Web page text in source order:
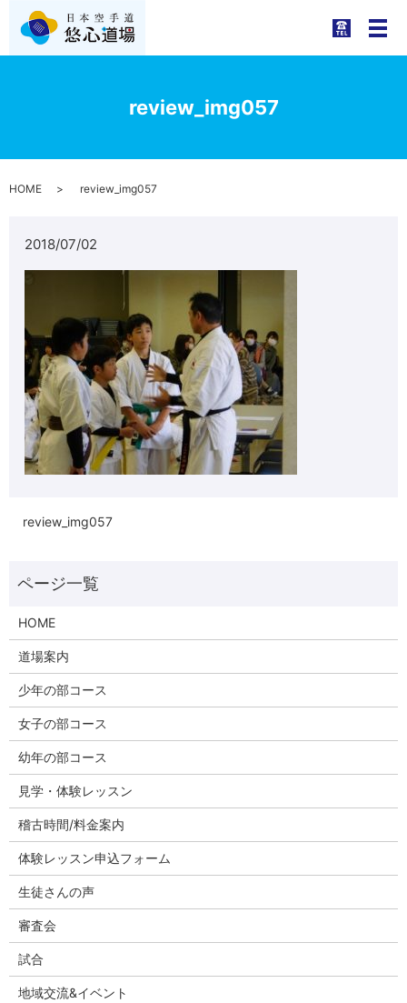
メ
review_img057
HOME review_img057
2018/07/02
review_img057
HOME
道場案内
少年の部コース
女子の部コース
幼年の部コース
見学・体験レッスン
稽古時間/料金案内
体験レッスン申込フォーム
生徒さんの声
審査会
試合
地域交流&イベント